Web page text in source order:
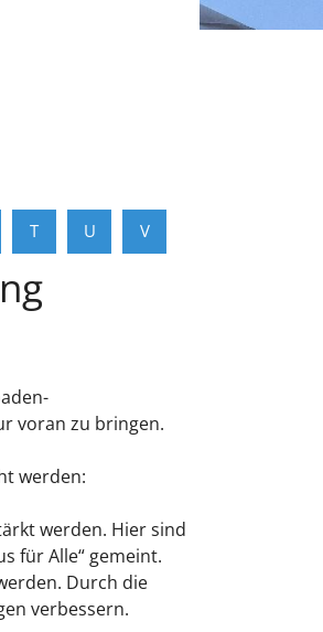
T U V
voran zu bringen.
werden:
werden. Hier sind
für Alle“ gemeint.
Durch die
verbessern.